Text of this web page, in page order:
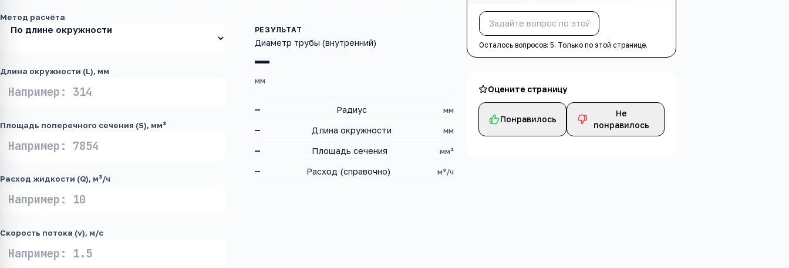
Метод расчёта
Длина окружности (L), мм
Площадь поперечного сечения (S), мм²
Расход жидкости (Q), м³/ч
Скорость потока (v), м/с
—
Диаметр трубы (внутренний)
мм
— Радиус мм
— Длина окружности мм
— Площадь сечения мм²
— Расход (справочно) м³/ч
Осталось вопросов:5. Только по этой странице.
Оцените страницу
Понравилось
Не
понравилось